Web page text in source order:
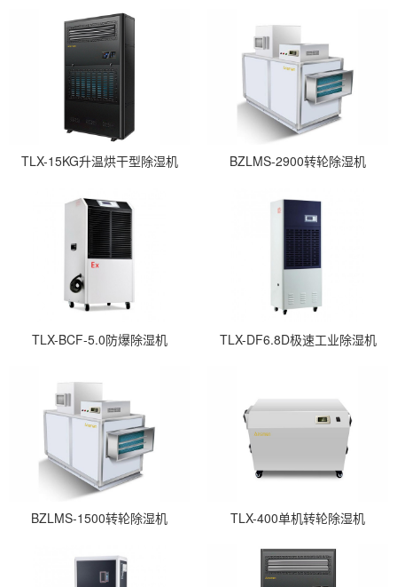
TLX-15KG升温烘干型除湿机 BZLMS-2900转轮除湿机
TLX-BCF-5.0防爆除湿机 TLX-DF6.8D极速工业除湿机
BZLMS-1500转轮除湿机 TLX-400单机转轮除湿机